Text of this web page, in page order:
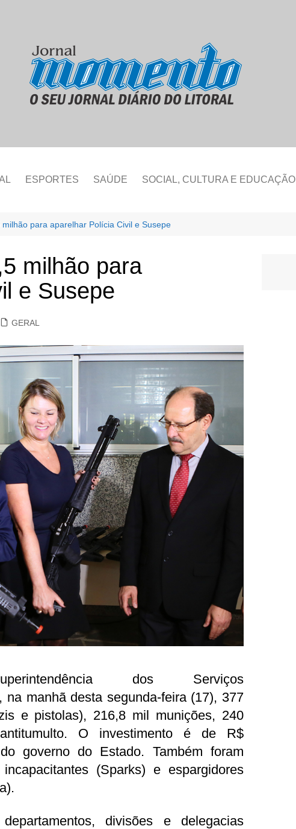
ESPORTES SAÚDE SOCIAL, CULTURA E EDUCAÇÃO
para aparelhar Polícia Civil e Susepe
milhão para
e Susepe
GERAL
dos Serviços
manhã desta segunda-feira (17), 377
e pistolas), 216,8 mil munições, 240
O investimento é de R$
governo do Estado. Também foram
(Sparks) e espargidores
divisões e delegacias